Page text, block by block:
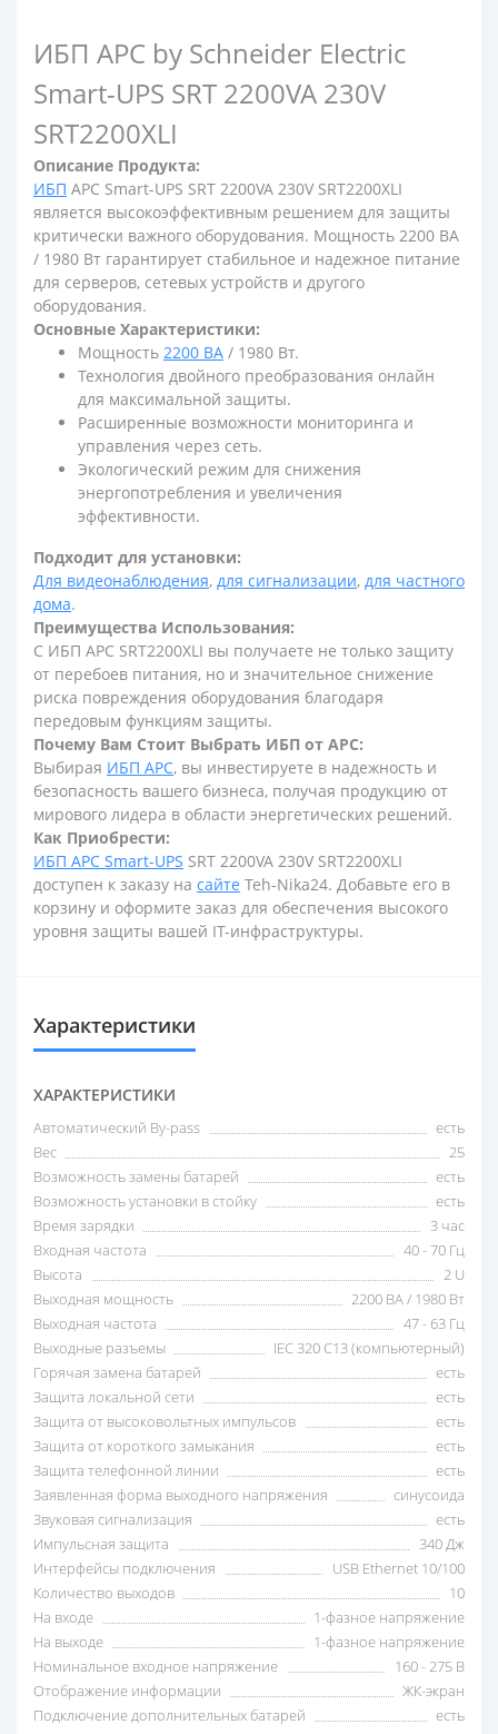
ИБП APC by Schneider Electric
Smart-UPS SRT 2200VA 230V
SRT2200XLI
Описание Продукта:
ИБП APC Smart-UPS SRT 2200VA 230V SRT2200XLI
является высокоэффективным решением для защиты
критически важного оборудования. Мощность 2200 ВА
/ 1980 Вт гарантирует стабильное и надежное питание
для серверов, сетевых устройств и другого
оборудования.
Основные Характеристики:
Мощность 2200 ВА / 1980 Вт.
Технология двойного преобразования онлайн
для максимальной защиты.
Расширенные возможности мониторинга и
управления через сеть.
Экологический режим для снижения
энергопотребления и увеличения
эффективности.
Подходит для установки:
Для видеонаблюдения, для сигнализации, для частного
дома.
Преимущества Использования:
С ИБП APC SRT2200XLI вы получаете не только защиту
от перебоев питания, но и значительное снижение
риска повреждения оборудования благодаря
передовым функциям защиты.
Почему Вам Стоит Выбрать ИБП от APC:
Выбирая ИБП APC, вы инвестируете в надежность и
безопасность вашего бизнеса, получая продукцию от
мирового лидера в области энергетических решений.
Как Приобрести:
ИБП APC Smart-UPS SRT 2200VA 230V SRT2200XLI
доступен к заказу на сайте Teh-Nika24. Добавьте его в
корзину и оформите заказ для обеспечения высокого
уровня защиты вашей IT-инфраструктуры.
Характеристики
ХАРАКТЕРИСТИКИ
Автоматический By-pass
есть
Вес
25
Возможность замены батарей
есть
Возможность установки в стойку
есть
Время зарядки
3 час
Входная частота
40 - 70 Гц
Высота
2 U
Выходная мощность
2200 ВА / 1980 Вт
Выходная частота
47 - 63 Гц
Выходные разъемы
IEC 320 C13 (компьютерный)
Горячая замена батарей
есть
Защита локальной сети
есть
Защита от высоковольтных импульсов
есть
Защита от короткого замыкания
есть
Защита телефонной линии
есть
Заявленная форма выходного напряжения
синусоида
Звуковая сигнализация
есть
Импульсная защита
340 Дж
Интерфейсы подключения
USB Ethernet 10/100
Количество выходов
10
На входе
1-фазное напряжение
На выходе
1-фазное напряжение
Номинальное входное напряжение
160 - 275 В
Отображение информации
ЖК-экран
Подключение дополнительных батарей
есть